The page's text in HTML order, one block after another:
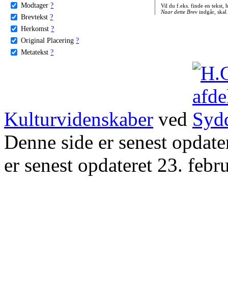
Modtager ?
Brevtekst ?
Herkomst ?
Original Placering ?
Metatekst ?
Vil du f.eks. finde en tekst,
Naar dette Brevindgår, skal
Kulturvidenskaber ved
Denne side er senest
er senest opdateret 23.